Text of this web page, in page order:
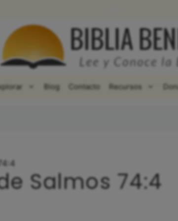
Blog Contacto Recursos
Salmos 74:4